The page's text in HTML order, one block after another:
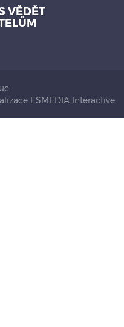
VĚDĚT
ESMEDIA Interactive